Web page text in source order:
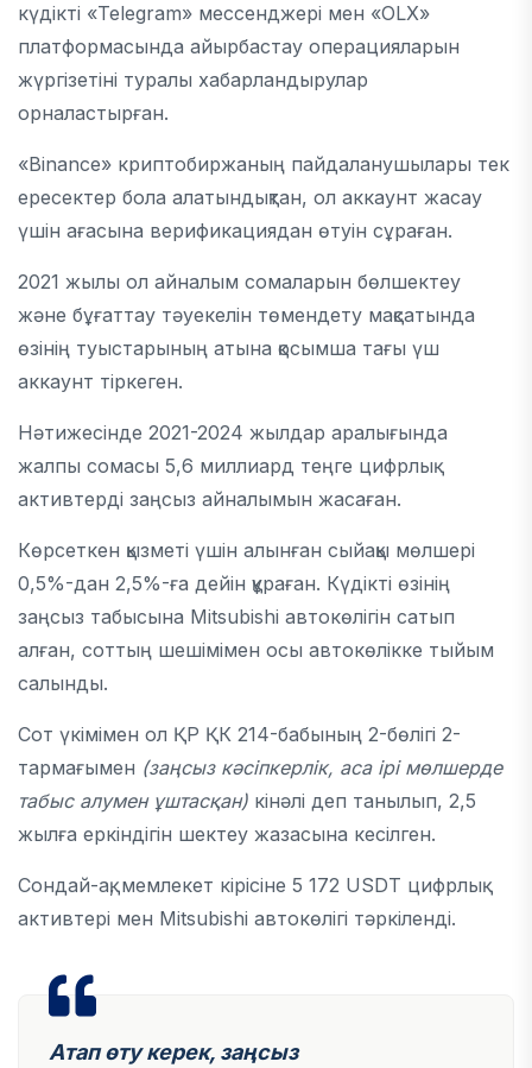
күдікті «Telegram» мессенджері мен «OLX»
платформасында айырбастау операцияларын
жүргізетіні туралы хабарландырулар
орналастырған.
«Binance» криптобиржаның пайдаланушылары тек
ересектер бола алатындықтан, ол аккаунт жасау
үшін ағасына верификациядан өтуін сұраған.
2021 жылы ол айналым сомаларын бөлшектеу
және бұғаттау тәуекелін төмендету мақсатында
өзінің туыстарының атына қосымша тағы үш
аккаунт тіркеген.
Нәтижесінде 2021-2024 жылдар аралығында
жалпы сомасы 5,6 миллиард теңге цифрлық
активтерді заңсыз айналымын жасаған.
Көрсеткен қызметі үшін алынған сыйақы мөлшері
0,5%-дан 2,5%-ға дейін құраған. Күдікті өзінің
заңсыз табысына Mitsubishi автокөлігін сатып
алған, соттың шешімімен осы автокөлікке тыйым
салынды.
Сот үкімімен ол ҚР ҚК 214-бабының 2-бөлігі 2-
тармағымен (заңсыз кәсіпкерлік, аса ірімөлшерде
табыс алумен ұштасқан) кінәлі деп танылып, 2,5
жылға еркіндігін шектеу жазасына кесілген.
Сондай-ақ, мемлекет кірісіне 5 172 USDТ цифрлық
активтері мен Mitsubishi автокөлігі тәркіленді.
Атап өту керек, заңсыз